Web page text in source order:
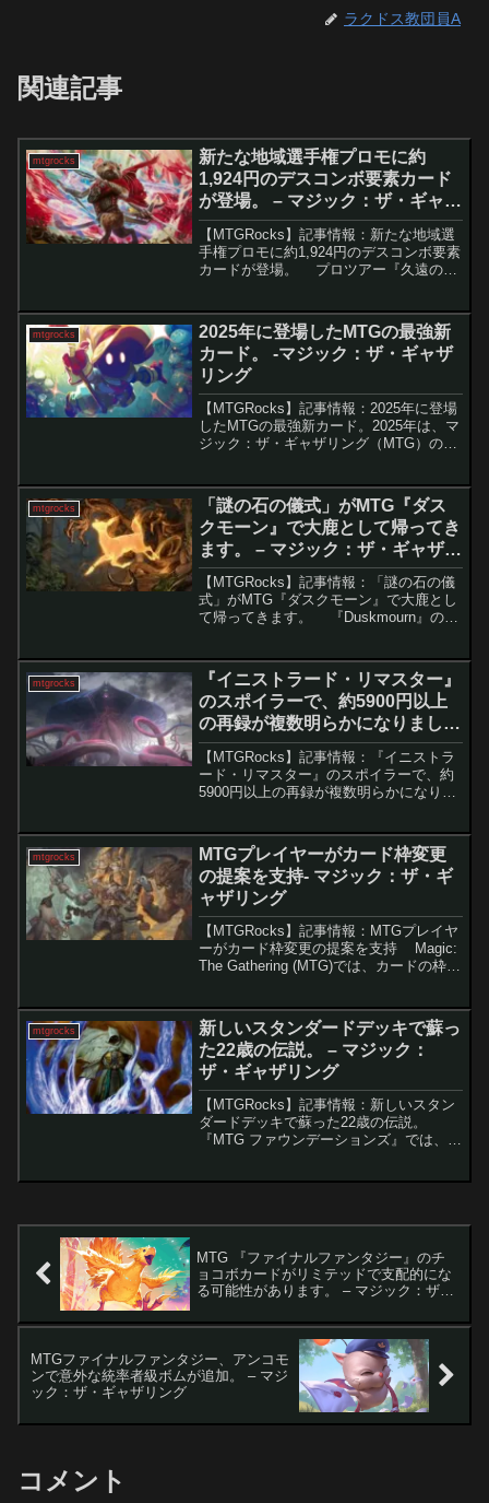
ラクドス教団員A
関連記事
mtgrocks
新たな地域選手権プロモに約
1,924円のデスコンボ要素カード
が登場。 – マジック：ザ・ギャザ
リング
【MTGRocks】記事情報：新たな地域選
手権プロモに約1,924円のデスコンボ要素
カードが登場。 プロツアー『久遠の終
は2025年11月か...
mtgrocks
2025年に登場したMTGの最強新
カード。 -マジック：ザ・ギャザ
リング
【MTGRocks】記事情報：2025年に登場
したMTGの最強新カード。2025年は、マ
ジック：ザ・ギャザリング（MTG）の歴
を与えました。中には即座に禁止カード
となっ...
mtgrocks
「謎の石の儀式」がMTG『ダス
クモーン』で大鹿として帰ってき
ます。 – マジック：ザ・ギャザリ
ング
【MTGRocks】記事情報：「謎の石の儀
式」がMTG『ダスクモーン』で大鹿とし
て帰ってきます。 『Duskmourn』のプ
目を集めているのが「永劫の活力」で
す。...
mtgrocks
『イニストラード・リマスター』
のスポイラーで、約5900円以上
の再録が複数明らかになりまし
た。 – マジック：ザ・ギャザリン
グ
【MTGRocks】記事情報：『イニストラ
ード・リマスター』のスポイラーで、約
5900円以上の再録が複数明らかになりま
現しながら、高額カードの再録と豪華な
特別仕様...
mtgrocks
MTGプレイヤーがカード枠変更
の提案を支持- マジック：ザ・ギ
ャザリング
【MTGRocks】記事情報：MTGプレイヤ
ーがカード枠変更の提案を支持 Magic:
The Gathering (MTG)では、カードの枠の
ドの枠についてMT...
mtgrocks
新しいスタンダードデッキで蘇っ
た22歳の伝説。 – マジック：
ザ・ギャザリング
【MTGRocks】記事情報：新しいスタン
ダードデッキで蘇った22歳の伝説。
『MTG ファウンデーションズ』では、懐
MTG 『ファイナルファンタジー』のチ
ョコボカードがリミテッドで支配的にな
る可能性があります。 – マジック：ザ・
MTGファイナルファンタジー、アンコモ
ンで意外な統率者級ボムが追加。 – マジ
ック：ザ・ギャザリング
コメント